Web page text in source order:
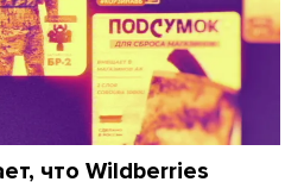
что Wildberries